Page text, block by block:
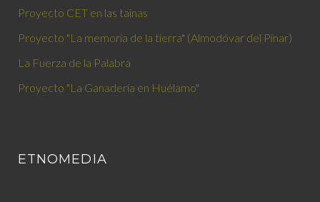
Proyecto CET en las tainas
Proyecto "La memoria de la tierra" (Almodóvar del Pinar)
La Fuerza de la Palabra
Proyecto "La Ganadería en Huélamo"
ETNOMEDIA